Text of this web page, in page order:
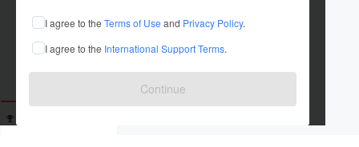
I agree to the Terms of Use and Privacy Policy.
I agree to the International Support Terms.
Continue
出身国：未設定